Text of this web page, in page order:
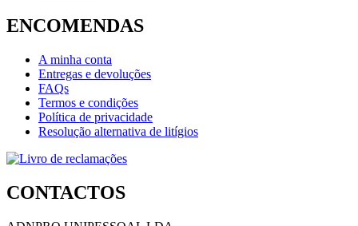
ENCOMENDAS
A minha conta
Entregas e devoluções
FAQs
Termos e condições
Política de privacidade
Resolução alternativa de litígios
CONTACTOS